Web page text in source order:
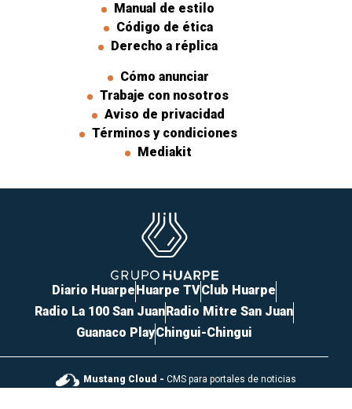
Manual de estilo
Código de ética
Derecho a réplica
Cómo anunciar
Trabaje con nosotros
Aviso de privacidad
Términos y condiciones
Mediakit
Diario HuarpeHuarpe TVClub Huarpe
Radio La 100 San JuanRadio Mitre San Juan
Guanaco PlayChingui-Chingui
Mustang Cloud - CMS para portales de noticias